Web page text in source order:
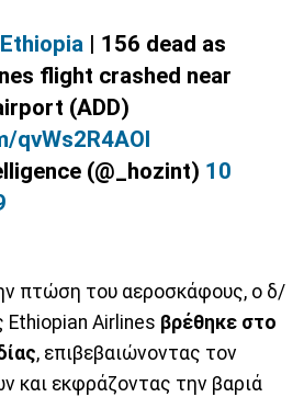
| 156 dead as
flight crashed near
(ADD)
(@_hozint) 10
πτώση του αεροσκάφους, ο δ/
Airlines βρέθηκε στο
, επιβεβαιώνοντας τον
και εκφράζοντας την βαριά